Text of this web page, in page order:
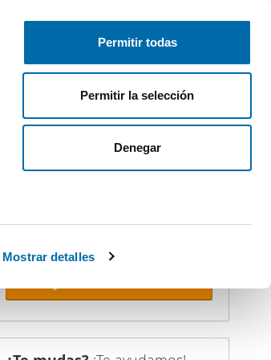
Mostrar detalles
Permitir todas
Permitir la selección
Denegar
Publica gratis Inicia sesión
No dejes que te adelanten. Recibe en